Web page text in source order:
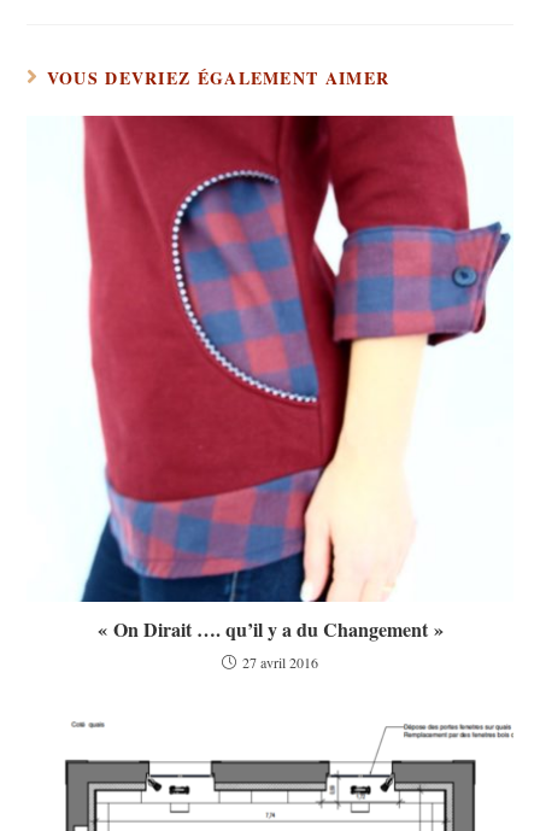
VOUS DEVRIEZ ÉGALEMENT AIMER
« On Dirait …. qu’il y a du Changement »
27 avril 2016